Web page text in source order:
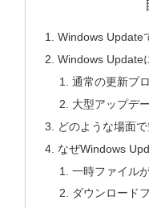
Windows Update
Windows Update
通常の更新プ
大型アップデ
どのような場面
なぜWindows
一時ファイル
ダウンロード